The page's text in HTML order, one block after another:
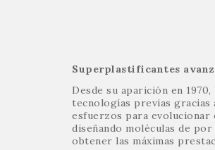
Superplastificantes
Desde su aparición en
tecnologías previas gracias
esfuerzos para evolucionar
diseñando moléculas de
obtener las máximas